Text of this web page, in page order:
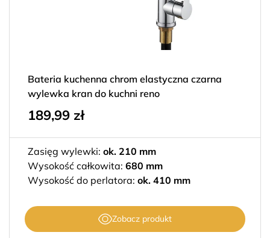
Bateria kuchenna chrom elastyczna czarna
wylewka kran do kuchni reno
189,99 zł
Zasięg wylewki: ok. 210 mm
Wysokość całkowita: 680 mm
Wysokość do perlatora: ok. 410 mm
Zobacz produkt